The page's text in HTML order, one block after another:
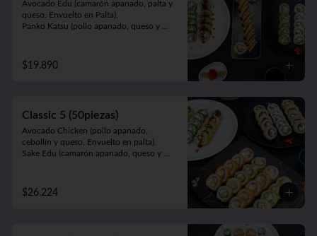
Avocado Edu (camarón apanado, palta y
queso. Envuelto en Palta).
Panko Katsu (pollo apanado, queso y
queso y cebollín. Frito en panko).
California Sake (salmón, queso y palta.
$19.890
Classic 5 (50piezas)
Avocado Chicken (pollo apanado,
cebollín y queso. Envuelto en palta).
Sake Edu (camarón apanado, queso y
Envuelto en ciboulette, sésamo, masago,
palta o queso).
$26.224